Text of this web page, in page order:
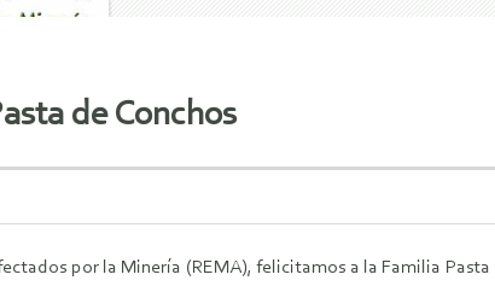
de Conchos
por la Minería (REMA), felicitamos a la Familia